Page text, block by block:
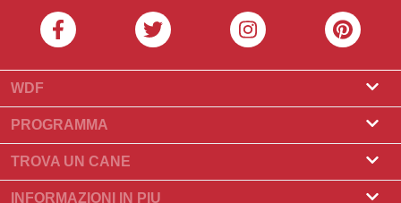
WDF
Riguardo a noi
Cos'è World Dog Finder
Quali associazioni accettiamo?
PROGRAMMA
Programma Allevatore
Programma per toelettatori
TROVA UN CANE
Trova un allevatore
INFORMAZIONI IN PIU